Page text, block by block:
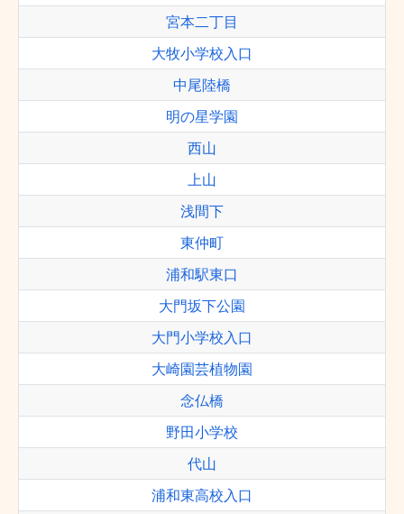
宮本二丁目
大牧小学校入口
中尾陸橋
明の星学園
西山
上山
浅間下
東仲町
浦和駅東口
大門坂下公園
大門小学校入口
大崎園芸植物園
念仏橋
野田小学校
代山
浦和東高校入口